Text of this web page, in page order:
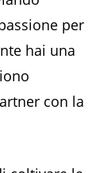
per
hai una
con la